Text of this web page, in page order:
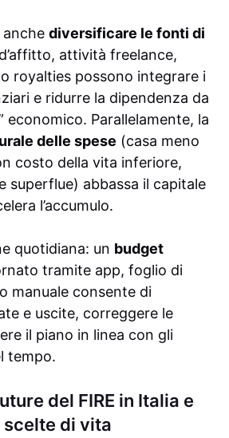
anche diversificare le fonti di
attività freelance,
royalties possono integrare i
e ridurre la dipendenza da
economico. Parallelamente, la
delle spese (casa meno
costo della vita inferiore,
superflue) abbassa il capitale
l’accumulo.
quotidiana: un budget
tramite app, foglio di
manuale consente di
e uscite, correggere le
il piano in linea con gli
tempo.
del FIRE in Italia e
di vita